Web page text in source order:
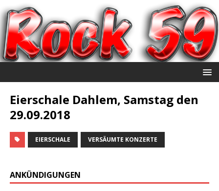
Eierschale Dahlem, Samstag den
29.09.2018
EIERSCHALE VERSÄUMTE KONZERTE
ANKÜNDIGUNGEN